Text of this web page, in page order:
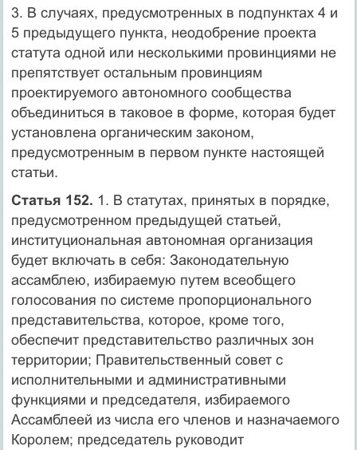
3. В случаях, предусмотренных в подпунктах 4 и
5 предыдущего пункта, неодобрение проекта
статута одной или несколькими провинциями не
препятствует остальным провинциям
проектируемого автономного сообщества
объединиться в таковое в форме, которая будет
установлена органическим законом,
предусмотренным в первом пункте настоящей
статьи.
Статья 152. 1. В статутах, принятых в порядке,
предусмотренном предыдущей статьей,
институциональная автономная организация
будет включать в себя: Законодательную
ассамблею, избираемую путем всеобщего
голосования по системе пропорционального
представительства, которое, кроме того,
обеспечит представительство различных зон
территории; Правительственный совет с
исполнительными и административными
функциями и председателя, избираемого
Ассамблеей из числа его членов и назначаемого
Королем; председатель руководит